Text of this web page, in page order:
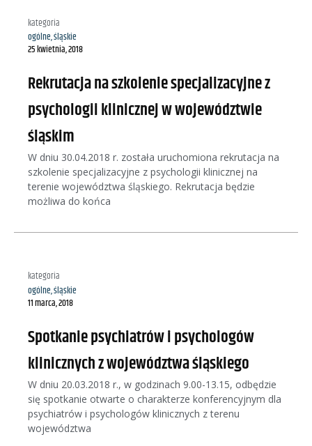
kategoria
ogólne,śląskie
25 kwietnia, 2018
Rekrutacja na szkolenie specjalizacyjne z
psychologii klinicznej w województwie
śląskim
W dniu 30.04.2018 r. została uruchomiona rekrutacja na
szkolenie specjalizacyjne z psychologii klinicznej na
terenie województwa śląskiego. Rekrutacja będzie
możliwa do końca
kategoria
ogólne,śląskie
11 marca, 2018
Spotkanie psychiatrów i psychologów
klinicznych z województwa śląskiego
W dniu 20.03.2018 r., w godzinach 9.00-13.15, odbędzie
się spotkanie otwarte o charakterze konferencyjnym dla
psychiatrów i psychologów klinicznych z terenu
województwa